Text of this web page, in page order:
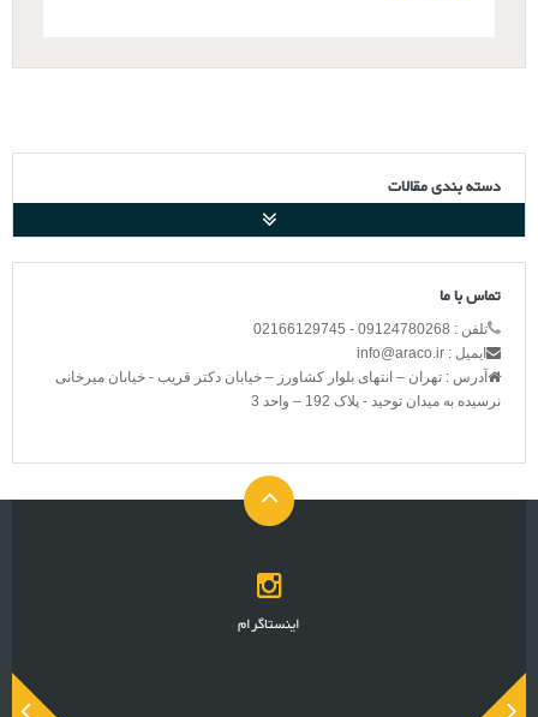
دسته بندی مقالات
تماس با ما
تلفن : 09124780268 - 02166129745
ایمیل : info@araco.ir
آدرس : تهران – انتهای بلوار کشاورز – خیابان دکتر قریب - خیابان میرخانی
نرسیده به میدان توحید - پلاک 192 – واحد 3
اینستاگرام